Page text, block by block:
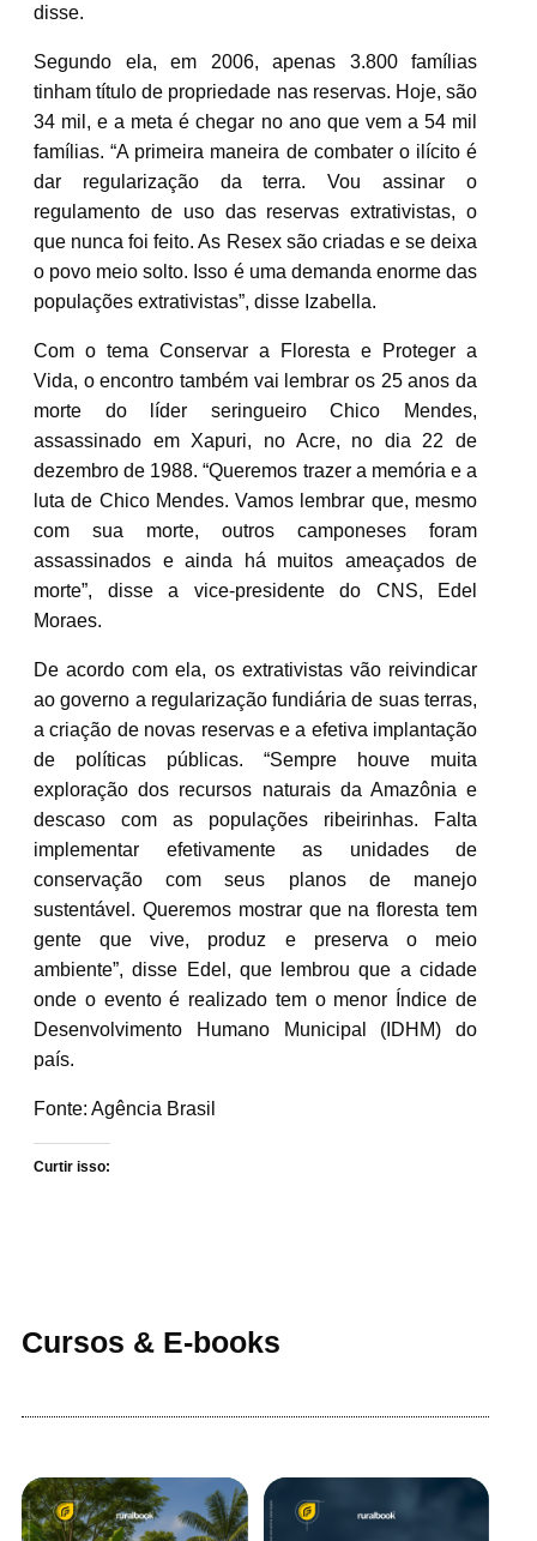
disse.
Segundo ela, em 2006, apenas 3.800 famílias
tinham título de propriedade nas reservas. Hoje, são
34 mil, e a meta é chegar no ano que vem a 54 mil
famílias. “A primeira maneira de combater o ilícito é
dar regularização da terra. Vou assinar o
regulamento de uso das reservas extrativistas, o
que nunca foi feito. As Resex são criadas e se deixa
o povo meio solto. Isso é uma demanda enorme das
populações extrativistas”, disse Izabella.
Com o tema Conservar a Floresta e Proteger a
Vida, o encontro também vai lembrar os 25 anos da
morte do líder seringueiro Chico Mendes,
assassinado em Xapuri, no Acre, no dia 22 de
dezembro de 1988. “Queremos trazer a memória e a
luta de Chico Mendes. Vamos lembrar que, mesmo
com sua morte, outros camponeses foram
assassinados e ainda há muitos ameaçados de
morte”, disse a vice-presidente do CNS, Edel
Moraes.
De acordo com ela, os extrativistas vão reivindicar
ao governo a regularização fundiária de suas terras,
a criação de novas reservas e a efetiva implantação
de políticas públicas. “Sempre houve muita
exploração dos recursos naturais da Amazônia e
descaso com as populações ribeirinhas. Falta
implementar efetivamente as unidades de
conservação com seus planos de manejo
sustentável. Queremos mostrar que na floresta tem
gente que vive, produz e preserva o meio
ambiente”, disse Edel, que lembrou que a cidade
onde o evento é realizado tem o menor Índice de
Desenvolvimento Humano Municipal (IDHM) do
país.
Fonte: Agência Brasil
Curtir isso:
Cursos & E-books